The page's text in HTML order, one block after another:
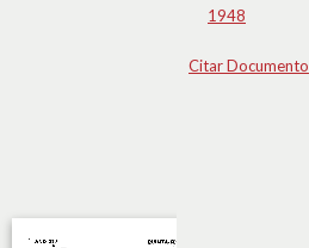
1948
Citar Documento